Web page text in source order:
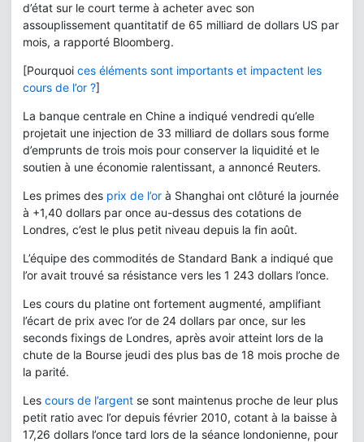
d’état sur le court terme à acheter avec son
assouplissement quantitatif de 65 milliard de dollars US par
mois, a rapporté Bloomberg.
[Pourquoi ces éléments sont importants et impactent les
cours de l’or ?]
La banque centrale en Chine a indiqué vendredi qu’elle
projetait une injection de 33 milliard de dollars sous forme
d’emprunts de trois mois pour conserver la liquidité et le
soutien à une économie ralentissant, a annoncé Reuters.
Les primes des prix de l’or à Shanghai ont clôturé la journée
à +1,40 dollars par once au-dessus des cotations de
Londres, c’est le plus petit niveau depuis la fin août.
L’équipe des commodités de Standard Bank a indiqué que
l’or avait trouvé sa résistance vers les 1 243 dollars l’once.
Les cours du platine ont fortement augmenté, amplifiant
l’écart de prix avec l’or de 24 dollars par once, sur les
seconds fixings de Londres, après avoir atteint lors de la
chute de la Bourse jeudi des plus bas de 18 mois proche de
la parité.
Les cours de l’argent se sont maintenus proche de leur plus
petit ratio avec l’or depuis février 2010, cotant à la baisse à
17,26 dollars l’once tard lors de la séance londonienne, pour